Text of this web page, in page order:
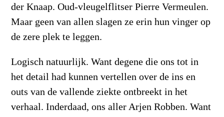
der Knaap. Oud-vleugelflitser Pierre Vermeulen.
Maar geen van allen slagen ze erin hun vinger op
de zere plek te leggen.
Logisch natuurlijk. Want degene die ons tot in
het detail had kunnen vertellen over de ins en
outs van de vallende ziekte ontbreekt in het
verhaal. Inderdaad, ons aller Arjen Robben. Want